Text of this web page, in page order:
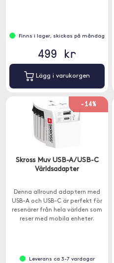
Finns i lager, skickas på måndag
499 kr
Lägg i varukorgen
-14%
Skross Muv USB-A/USB-C
Världsadapter
Denna allround adaptern med
USB-A och USB-C är perfekt för
resenärer från hela världen som
reser med mobila enheter.
Leverans ca 3-7 vardagar